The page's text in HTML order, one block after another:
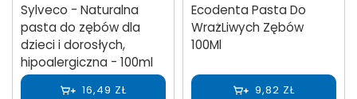
Sylveco - Naturalna
pasta do zębów dla
dzieci i dorosłych,
hipoalergiczna - 100ml
16,49 ZŁ
Ecodenta Pasta Do
WrażLiwych Zębów
100Ml
9,82 ZŁ